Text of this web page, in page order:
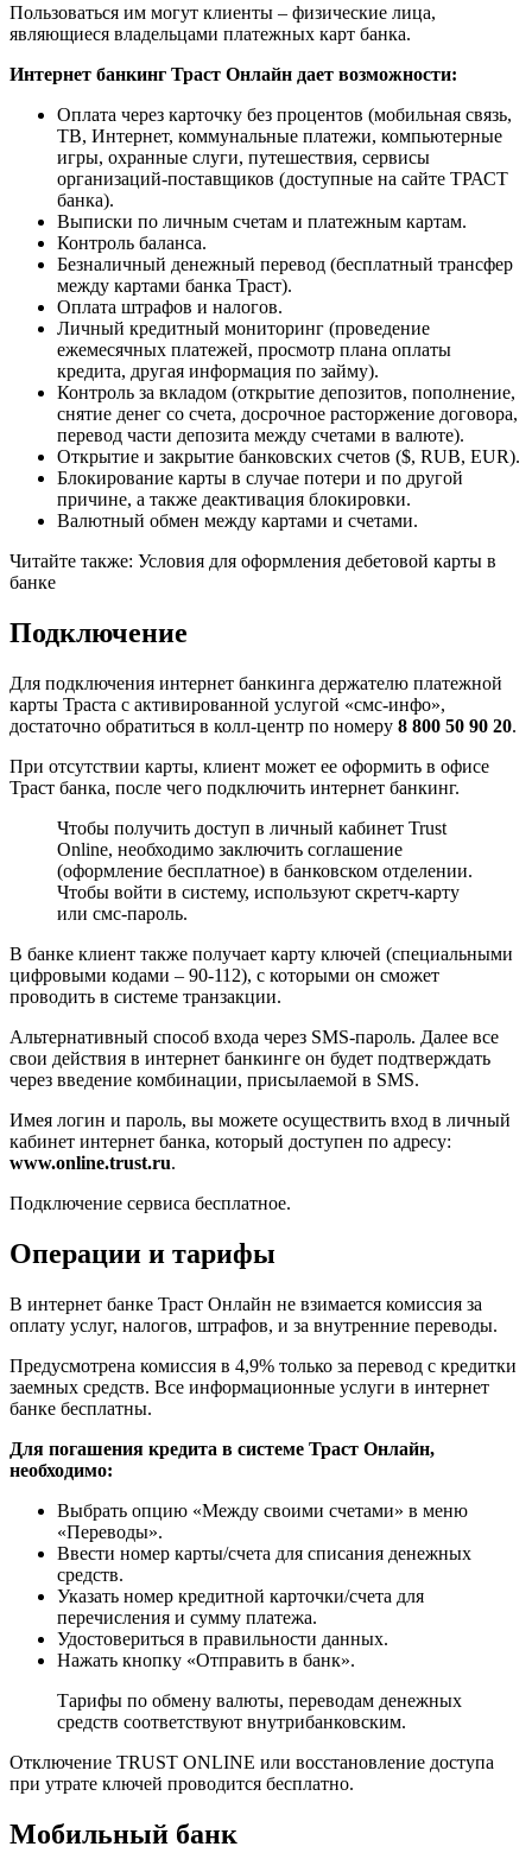
Пользоваться им могут клиенты – физические лица,
являющиеся владельцами платежных карт банка.
Интернет банкинг Траст Онлайн дает возможности:
Оплата через карточку без процентов (мобильная связь,
ТВ, Интернет, коммунальные платежи, компьютерные
игры, охранные слуги, путешествия, сервисы
организаций-поставщиков (доступные на сайте ТРАСТ
банка).
Выписки по личным счетам и платежным картам.
Контроль баланса.
Безналичный денежный перевод (бесплатный трансфер
между картами банка Траст).
Оплата штрафов и налогов.
Личный кредитный мониторинг (проведение
ежемесячных платежей, просмотр плана оплаты
кредита, другая информация по займу).
Контроль за вкладом (открытие депозитов, пополнение,
снятие денег со счета, досрочное расторжение договора,
перевод части депозита между счетами в валюте).
Открытие и закрытие банковских счетов ($, RUB, EUR).
Блокирование карты в случае потери и по другой
причине, а также деактивация блокировки.
Валютный обмен между картами и счетами.
Читайте также: Условия для оформления дебетовой карты в
банке
Подключение
Для подключения интернет банкинга держателю платежной
карты Траста с активированной услугой «смс-инфо»,
достаточно обратиться в колл-центр по номеру 8 800 50 90 20.
При отсутствии карты, клиент может ее оформить в офисе
Траст банка, после чего подключить интернет банкинг.
Чтобы получить доступ в личный кабинет Trust
Online, необходимо заключить соглашение
(оформление бесплатное) в банковском отделении.
Чтобы войти в систему, используют скретч-карту
или смс-пароль.
В банке клиент также получает карту ключей (специальными
цифровыми кодами – 90-112), с которыми он сможет
проводить в системе транзакции.
Альтернативный способ входа через SMS-пароль. Далее все
свои действия в интернет банкинге он будет подтверждать
через введение комбинации, присылаемой в SMS.
Имея логин и пароль, вы можете осуществить вход в личный
кабинет интернет банка, который доступен по адресу:
www.online.trust.ru.
Подключение сервиса бесплатное.
Операции и тарифы
В интернет банке Траст Онлайн не взимается комиссия за
оплату услуг, налогов, штрафов, и за внутренние переводы.
Предусмотрена комиссия в 4,9% только за перевод с кредитки
заемных средств. Все информационные услуги в интернет
банке бесплатны.
Для погашения кредита в системе Траст Онлайн,
необходимо:
Выбрать опцию «Между своими счетами» в меню
«Переводы».
Ввести номер карты/счета для списания денежных
средств.
Указать номер кредитной карточки/счета для
перечисления и сумму платежа.
Удостовериться в правильности данных.
Нажать кнопку «Отправить в банк».
Тарифы по обмену валюты, переводам денежных
средств соответствуют внутрибанковским.
Отключение TRUST ONLINE или восстановление доступа
при утрате ключей проводится бесплатно.
Мобильный банк